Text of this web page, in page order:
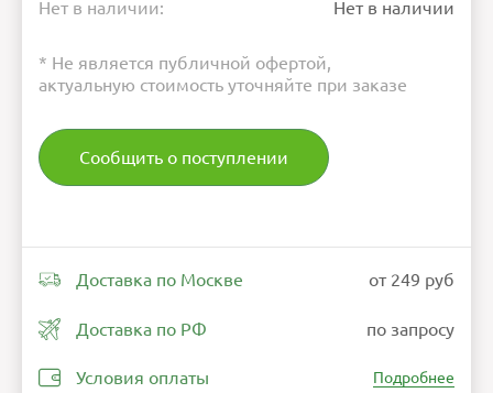
Нет в наличии: Нет в наличии
* Не является публичной офертой,
актуальную стоимость уточняйте при заказе
Сообщить о поступлении
Доставка по Москве от 249 руб
Доставка по РФ по запросу
Условия оплаты Подробнее